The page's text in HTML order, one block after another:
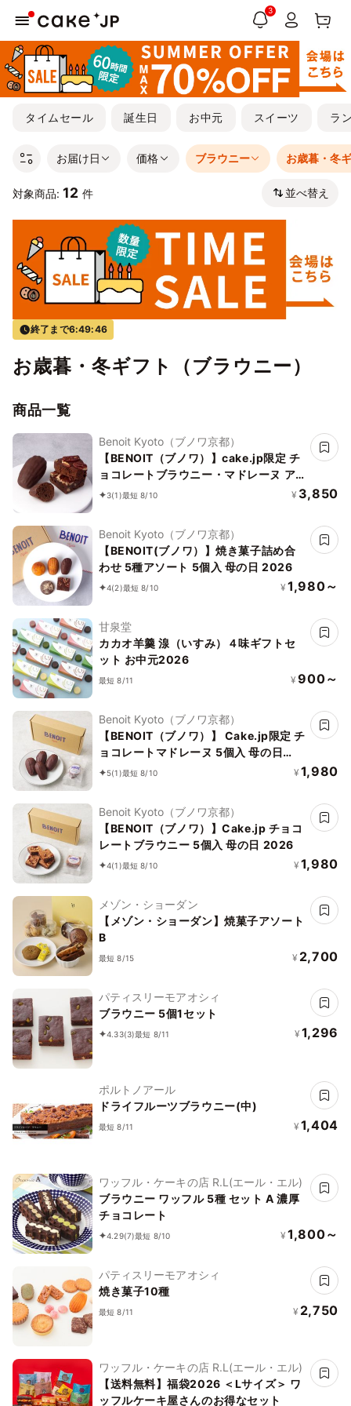
3
タイムセール 誕生日 お中元 スイーツ ラ
お届け日 価格 ブラウニー お歳暮・冬
対象商品: 12 件 並べ替え
終了まで6:49:45
お歳暮・冬ギフト（ブラウニー）
商品一覧
Benoit Kyoto（ブノワ京都）
【BENOIT（ブノワ）】cake.jp限定 チ
ョコレートブラウニー・マドレーヌ ア
ソート 10個入
3(1)最短 8/10 ¥ 3,850
Benoit Kyoto（ブノワ京都）
【BENOIT(ブノワ）】焼き菓子詰め合
わせ 5種アソート 5個入 母の日 2026
4(2)最短 8/10 ¥ 1,980～
甘泉堂
カカオ羊羹 湶（いすみ）４味ギフトセ
ット お中元2026
最短 8/11 ¥ 900～
Benoit Kyoto（ブノワ京都）
【BENOIT（ブノワ）】 Cake.jp限定 チ
ョコレートマドレーヌ 5個入 母の日
2026
5(1)最短 8/10 ¥ 1,980
Benoit Kyoto（ブノワ京都）
【BENOIT（ブノワ）】Cake.jp チョコ
レートブラウニー 5個入 母の日 2026
4(1)最短 8/10 ¥ 1,980
メゾン・ショーダン
【メゾン・ショーダン】焼菓子アソート
B
最短 8/15 ¥ 2,700
パティスリーモアオシィ
ブラウニー 5個1セット
4.33(3)最短 8/11 ¥ 1,296
ポルトノアール
ドライフルーツブラウニー(中)
最短 8/11 ¥ 1,404
ワッフル・ケーキの店 R.L(エール・エル)
ブラウニー ワッフル 5種 セット A 濃厚
チョコレート
4.29(7)最短 8/10 ¥ 1,800～
パティスリーモアオシィ
焼き菓子10種
最短 8/11 ¥ 2,750
ワッフル・ケーキの店 R.L(エール・エル)
【送料無料】福袋2026 ＜Lサイズ＞ ワ
ッフルケーキ屋さんのお得なセット